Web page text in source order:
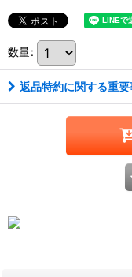
数量:
返品特約に関する重